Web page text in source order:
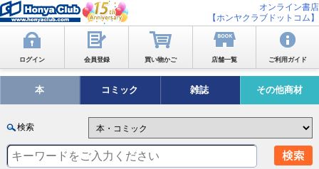
オンライン書店
【ホンヤクラブドットコム】
ログイン 会員登録 買い物かご 店舗一覧 ご利用ガイド
本 コミック 雑誌 その他商材
検索